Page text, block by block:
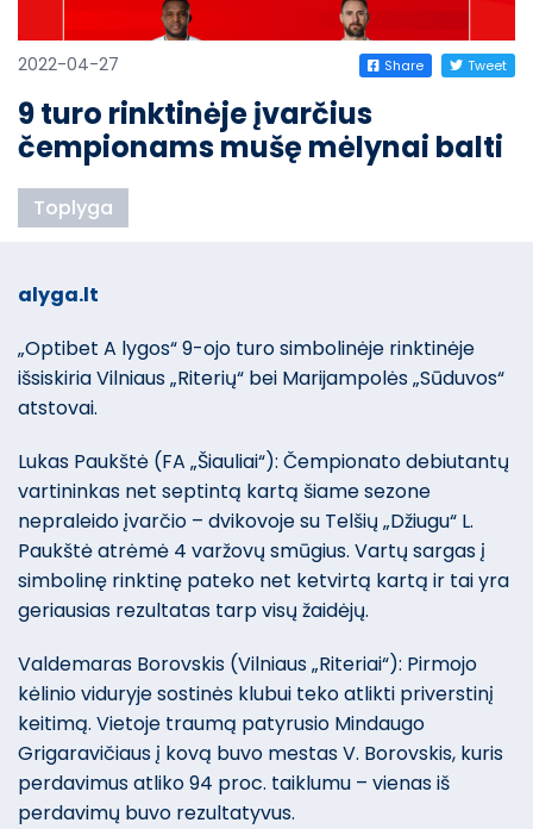
2022-04-27 Share Tweet
9 turo rinktinėje įvarčius
čempionams mušę mėlynai balti
Toplyga
alyga.lt
„Optibet A lygos“ 9-ojo turo simbolinėje rinktinėje
išsiskiria Vilniaus „Riterių“ bei Marijampolės „Sūduvos“
atstovai.
Lukas Paukštė (FA „Šiauliai“): Čempionato debiutantų
vartininkas net septintą kartą šiame sezone
nepraleido įvarčio – dvikovoje su Telšių „Džiugu“ L.
Paukštė atrėmė 4 varžovų smūgius. Vartų sargas į
simbolinę rinktinę pateko net ketvirtą kartą ir tai yra
geriausias rezultatas tarp visų žaidėjų.
Valdemaras Borovskis (Vilniaus „Riteriai“): Pirmojo
kėlinio viduryje sostinės klubui teko atlikti priverstinį
keitimą. Vietoje traumą patyrusio Mindaugo
Grigaravičiaus į kovą buvo mestas V. Borovskis, kuris
perdavimus atliko 94 proc. taiklumu – vienas iš
perdavimų buvo rezultatyvus.